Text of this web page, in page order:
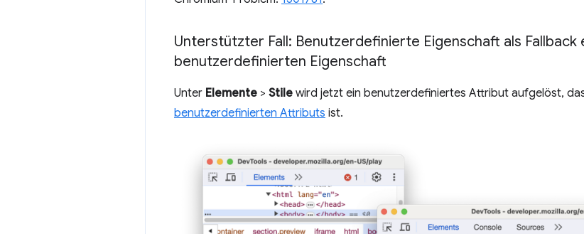
Unterstützter Fall: Benutzerdefinierte Eigenschaft als Fallback
benutzerdefinierten Eigenschaft
Unter Elemente > Stile wird jetzt ein benutzerdefiniertes Attribut aufgelöst,
benutzerdefinierten Attributs ist.